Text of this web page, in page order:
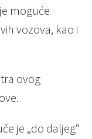
moguće
vozova, kao i
ovog
je „do daljeg“